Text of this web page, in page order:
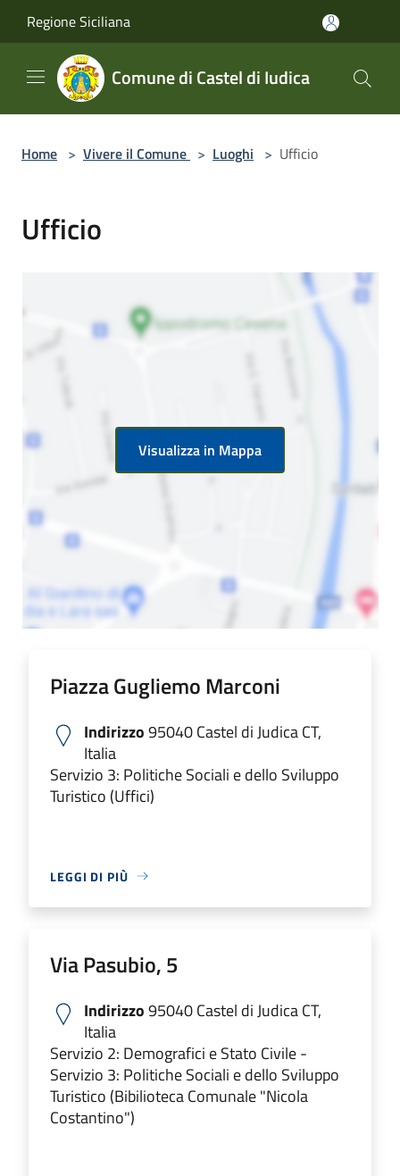
Regione Siciliana
Comune di Castel di Iudica
Home > Vivere il Comune > Luoghi > Ufficio
Ufficio
Visualizza in Mappa
Piazza Gugliemo Marconi
Indirizzo95040 Castel di Judica CT,
Italia
Servizio 3: Politiche Sociali e dello Sviluppo
Turistico (Uffici)
LEGGI DI PIÙ
Via Pasubio, 5
Indirizzo95040 Castel di Judica CT,
Italia
Servizio 2: Demografici e Stato Civile -
Servizio 3: Politiche Sociali e dello Sviluppo
Turistico (Bibilioteca Comunale "Nicola
Costantino")